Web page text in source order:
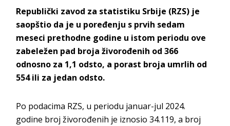
Republički zavod za statistiku Srbije (RZS) je
saopštio da je u poređenju s prvih sedam
meseci prethodne godine u istom periodu ove
zabeležen pad broja živorođenih od 366
odnosno za 1,1 odsto, a porast broja umrlih od
554 ili za jedan odsto.
Po podacima RZS, u periodu januar-jul 2024.
godine broj živorođenih je iznosio 34.119, a broj